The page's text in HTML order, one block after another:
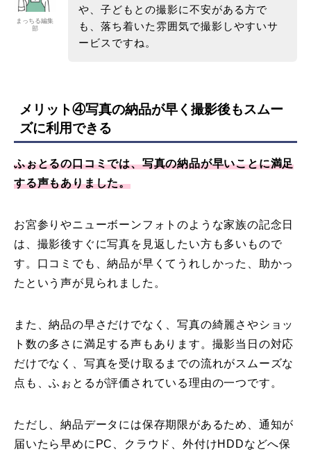
まっちる編集
部
や、子どもとの撮影に不安がある方で
も、落ち着いた雰囲気で撮影しやすいサ
ービスですね。
メリット④写真の納品が早く撮影後もスムー
ズに利用できる
ふぉとるの口コミでは、写真の納品が早いことに満足
する声もありました。
お宮参りやニューボーンフォトのような家族の記念日
は、撮影後すぐに写真を見返したい方も多いもので
す。口コミでも、納品が早くてうれしかった、助かっ
たという声が見られました。
また、納品の早さだけでなく、写真の綺麗さやショッ
ト数の多さに満足する声もあります。撮影当日の対応
だけでなく、写真を受け取るまでの流れがスムーズな
点も、ふぉとるが評価されている理由の一つです。
ただし、納品データには保存期限があるため、通知が
届いたら早めにPC、クラウド、外付けHDDなどへ保